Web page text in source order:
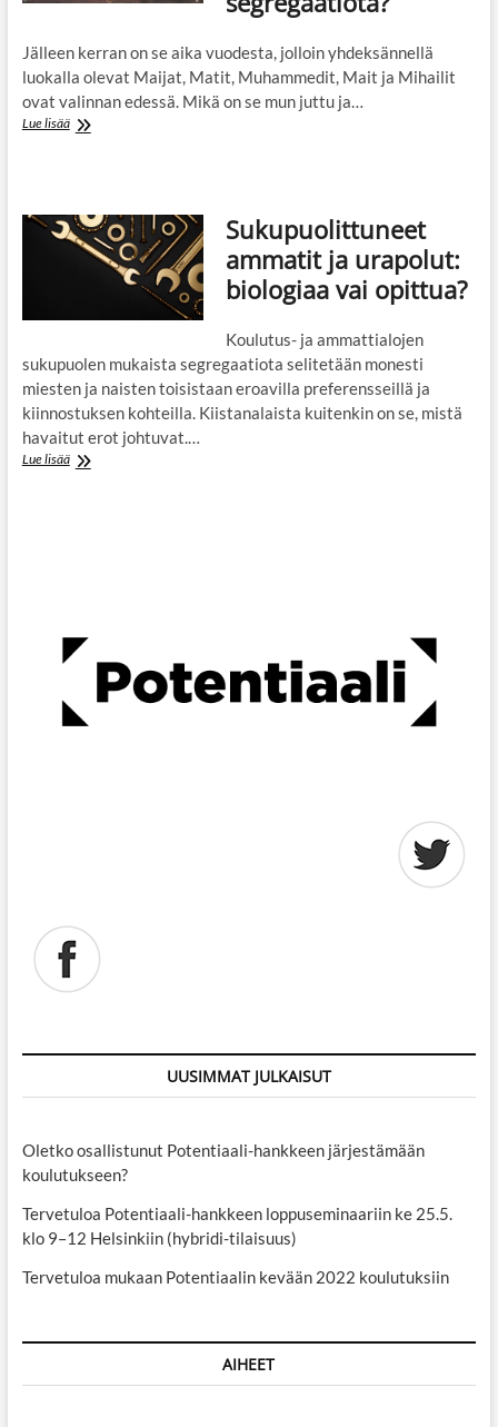
tarjotaan?
Jälleen kerran on se aika vuodesta, jolloin yhdeksännellä
luokalla olevat Maijat, Matit, Muhammedit, Mait ja Mihailit
ovat valinnan edessä. Mikä on se mun juttu ja…
Lue lisääUusintaako
Sukupuolittuneet
ammatit ja urapolut:
biologiaa vai opittua?
Koulutus- ja ammattialojen
sukupuolen mukaista segregaatiota selitetään monesti
miesten ja naisten toisistaan eroavilla preferensseillä ja
kiinnostuksen kohteilla. Kiistanalaista kuitenkin on se, mistä
havaitut erot johtuvat.…
Lue lisääSukupuolittuneet
UUSIMMAT JULKAISUT
Oletko osallistunut Potentiaali-hankkeen järjestämään
koulutukseen?
Tervetuloa Potentiaali-hankkeen loppuseminaariin ke 25.5.
klo 9–12 Helsinkiin (hybridi-tilaisuus)
Tervetuloa mukaan Potentiaalin kevään 2022 koulutuksiin
AIHEET